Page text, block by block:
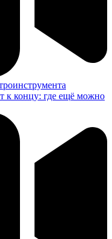
к концу: где ещё можно